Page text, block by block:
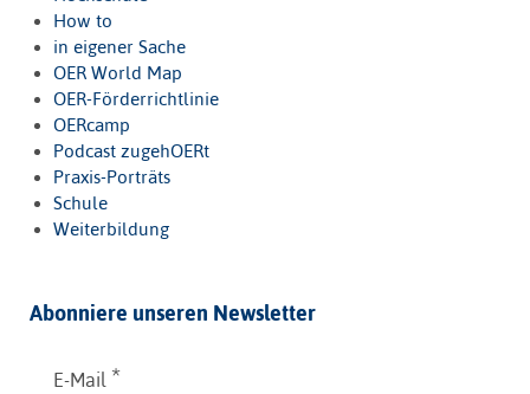
How to
in eigener Sache
OER World Map
OER-Förderrichtlinie
OERcamp
Podcast zugehOERt
Praxis-Porträts
Schule
Weiterbildung
Abonniere unseren Newsletter
E-Mail *